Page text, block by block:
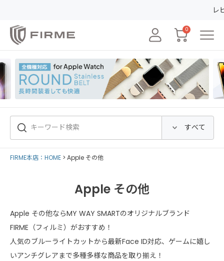
レビューの
0
FIRME本店：HOME Apple その他
Apple その他
Apple その他ならMY WAY SMARTのオリジナルブランド
FIRME（フィルミ）がおすすめ！
人気のブルーライトカットから最新Face ID対応、ゲームに嬉し
いアンチグレアまで多種多様な商品を取り揃え！